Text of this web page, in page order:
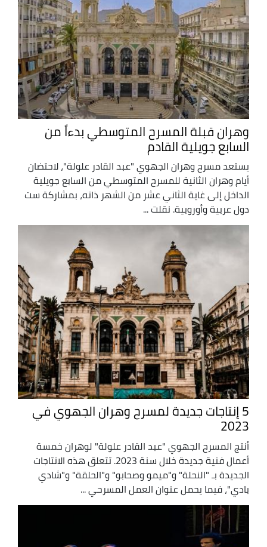
وهران قبلة المسرح المتوسطي بدءاً من
السابع جويلية القادم
يستعد مسرح وهران الجهوي "عبد القادر علولة"، لاحتضان
أيام وهران الثانية للمسرح المتوسطي من السابع جويلية
الداخل إلى غاية الثاني عشر من الشهر ذاته، بمشاركة ست
دول عربية وأوروبية. نقلت ...
5 إنتاجات جديدة لمسرح وهران الجهوي في
2023
أنتج المسرح الجهوي "عبد القادر علولة" لوهران خمسة
أعمال فنية جديدة خلال سنة 2023. تتعلق هذه الانتاجات
الجديدة بـ "النحلة" و"ميمو وصحابو" و"الحلقة" و"شادي
بادي"، فيما يحمل عنوان العمل المسرحي ...